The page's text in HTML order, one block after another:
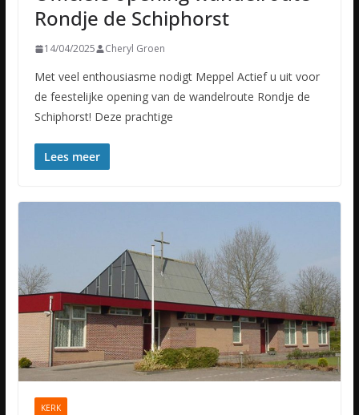
Rondje de Schiphorst
14/04/2025 Cheryl Groen
Met veel enthousiasme nodigt Meppel Actief u uit voor
de feestelijke opening van de wandelroute Rondje de
Schiphorst! Deze prachtige
Lees meer
KERK